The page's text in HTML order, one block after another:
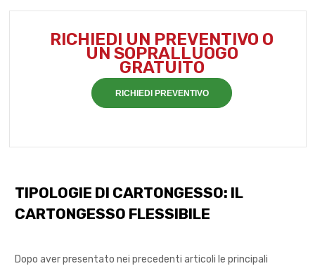
RICHIEDI UN PREVENTIVO O
UN SOPRALLUOGO
GRATUITO
RICHIEDI PREVENTIVO
TIPOLOGIE DI CARTONGESSO: IL
CARTONGESSO FLESSIBILE
Dopo aver presentato nei precedenti articoli le principali